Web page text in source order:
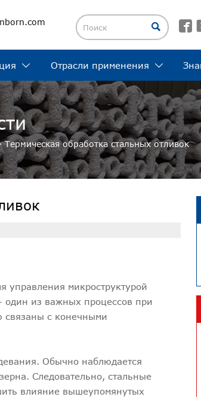
 
 Отрасли применения 
Термическая обработка стальных отливок
управления микроструктурой
один из важных процессов при
связаны с конечными
Обычно наблюдается
Следовательно, стальные
влияние вышеупомянутых